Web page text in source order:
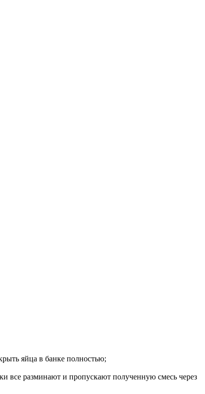
яйца в банке полностью;
все разминают и пропускают полученную смесь через